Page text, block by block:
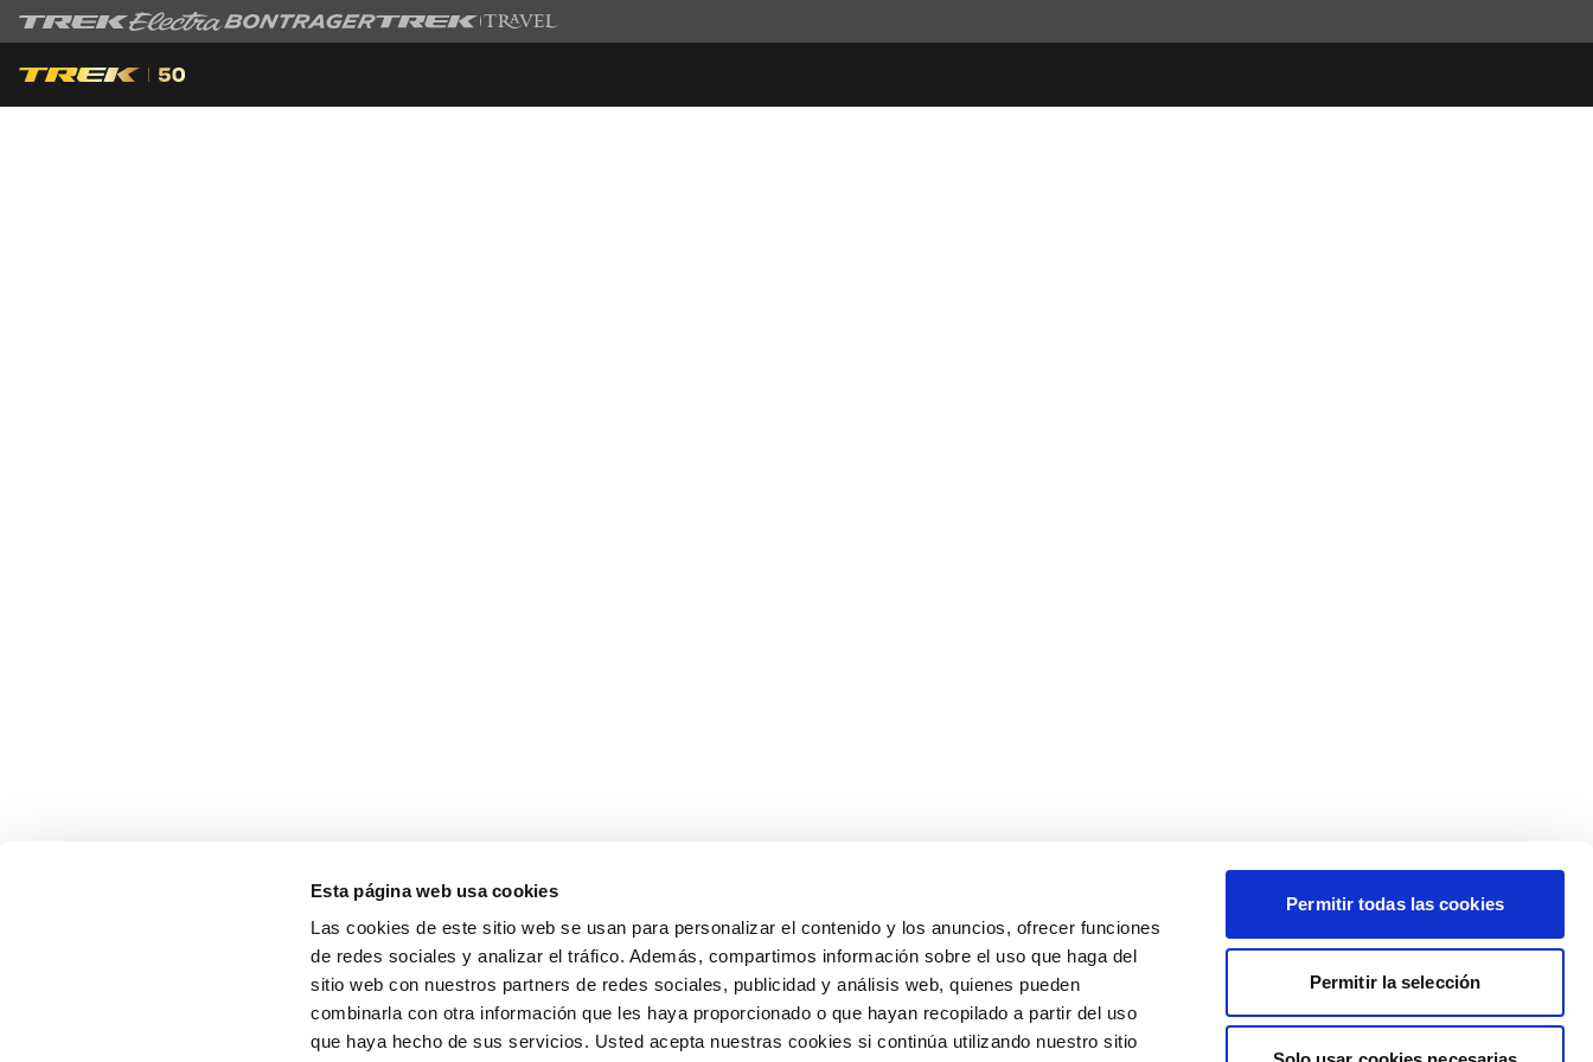
Esta página web usa cookies
Las cookies de este sitio web se usan para personalizar el contenido y los anuncios, ofrecer funciones
de redes sociales y analizar el tráfico. Además, compartimos información sobre el uso que haga del
sitio web con nuestros partners de redes sociales, publicidad y análisis web, quienes pueden
combinarla con otra información que les haya proporcionado o que hayan recopilado a partir del uso
que haya hecho de sus servicios. Usted acepta nuestras cookies si continúa utilizando nuestro sitio
Permitir todas las cookies
Permitir la selección